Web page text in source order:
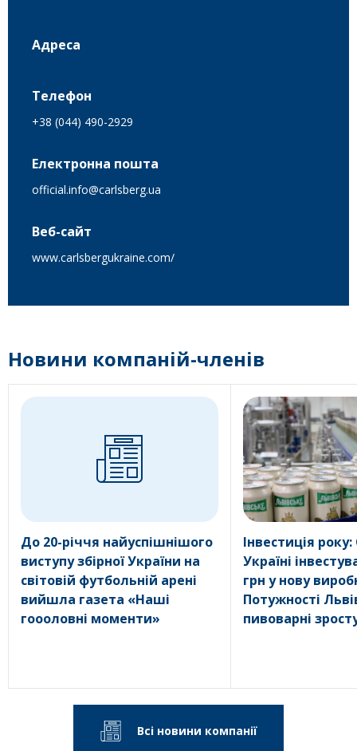
Адреса
Телефон
+38 (044) 490-2929
Електронна пошта
official.info@carlsberg.ua
Веб-сайт
www.carlsbergukraine.com/
Новини компаній-членів
До 20-річчя найуспішнішого
виступу збірної України на
світовій футбольній арені
вийшла газета «Наші
гоооловні моменти»
Інвестиція
Україні
грн у нову
Потужності
пивоварні
Всі новини компанії